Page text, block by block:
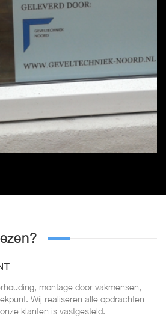
montage door vakmensen,
Wij realiseren alle opdrachten
klanten is vastgesteld.